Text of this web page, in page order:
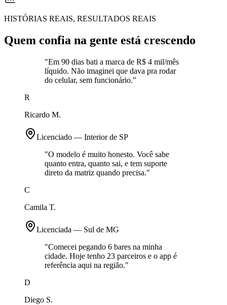
HISTÓRIAS REAIS, RESULTADOS REAIS
Quem confia na gente está crescendo
"Em 90 dias bati a marca de R$ 4 mil/mês
líquido. Não imaginei que dava pra rodar
do celular, sem funcionário."
R
Ricardo M.
Licenciado — Interior de SP
"O modelo é muito honesto. Você sabe
quanto entra, quanto sai, e tem suporte
direto da matriz quando precisa."
C
Camila T.
Licenciada — Sul de MG
"Comecei pegando 6 bares na minha
cidade. Hoje tenho 23 parceiros e o app é
referência aqui na região."
D
Diego S.